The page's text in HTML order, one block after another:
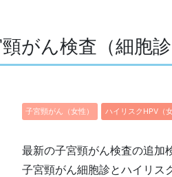
がん検査（細胞
子宮頸がん（女性） ハイリスクHPV（女
最新の子宮頸がん検査の追加
子宮頸がん細胞診とハイリス